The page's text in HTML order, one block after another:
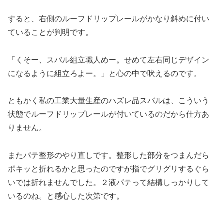
すると、右側のルーフドリップレールがかなり斜めに付い
ていることが判明です。
「くそー、スバル組立職人めー。せめて左右同じデザイン
になるように組立ろよー。」と心の中で吠えるのです。
ともかく私の工業大量生産のハズレ品スバルは、こういう
状態でルーフドリップレールが付いているのだから仕方あ
りません。
またパテ整形のやり直しです。整形した部分をつまんだら
ポキッと折れるかと思ったのですが指でグリグリするぐら
いでは折れませんでした。２液パテって結構しっかりして
いるのね。と感心した次第です。